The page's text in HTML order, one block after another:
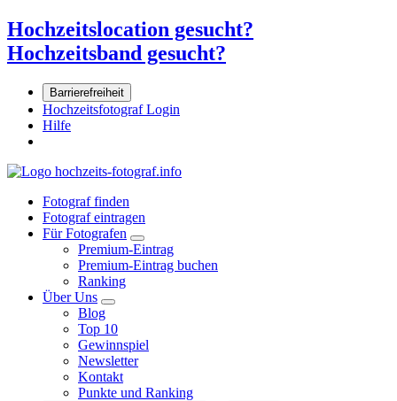
Hochzeitslocation gesucht?
Hochzeitsband gesucht?
Barrierefreiheit
Hochzeitsfotograf Login
Hilfe
Fotograf finden
Fotograf eintragen
Für Fotografen
Premium-Eintrag
Premium-Eintrag buchen
Ranking
Über Uns
Blog
Top 10
Gewinnspiel
Newsletter
Kontakt
Punkte und Ranking